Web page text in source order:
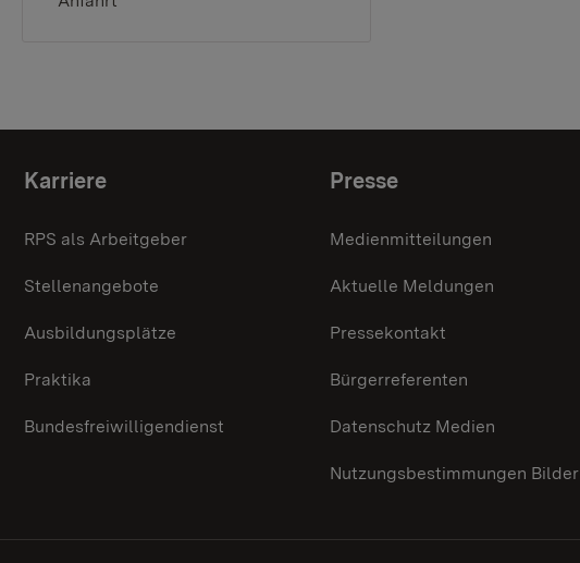
Themenübersicht
Karriere
RPS als Arbeitgeber
Stellenangebote
Ausbildungsplätze
Praktika
Bundesfreiwilligendienst
Presse
Medienmitteilungen
Aktuelle Meldungen
Pressekontakt
Bürgerreferenten
Datenschutz Medien
Nutzungsbestimmungen Bilder